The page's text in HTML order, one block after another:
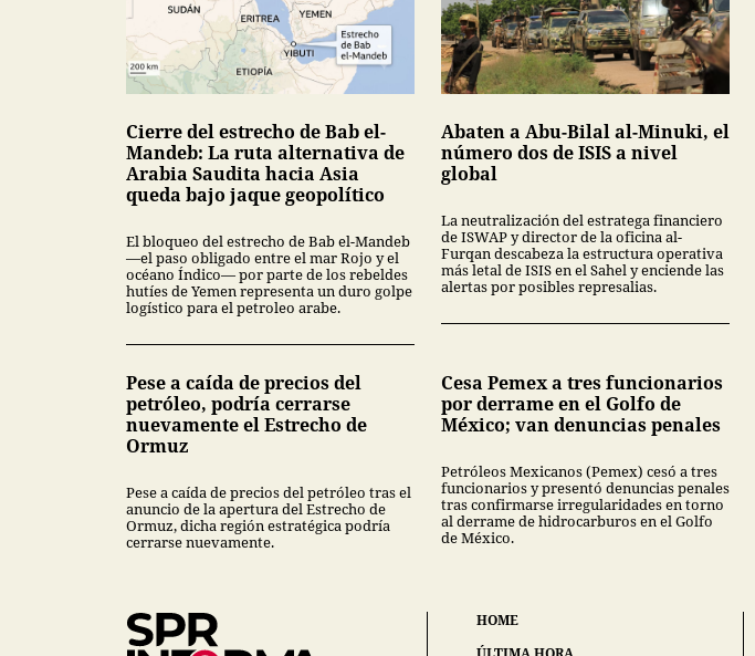
Cierre del estrecho de Bab el-
Mandeb: La ruta alternativa de
Arabia Saudita hacia Asia
queda bajo jaque geopolítico
El bloqueo del estrecho de Bab el-Mandeb
—el paso obligado entre el mar Rojo y el
océano Índico— por parte de los rebeldes
hutíes de Yemen representa un duro golpe
logístico para el petroleo arabe.
Abaten a Abu-Bilal al-Minuki, el
número dos de ISIS a nivel
global
La neutralización del estratega financiero
de ISWAP y director de la oficina al-
Furqan descabeza la estructura operativa
más letal de ISIS en el Sahel y enciende las
alertas por posibles represalias.
Pese a caída de precios del
petróleo, podría cerrarse
nuevamente el Estrecho de
Ormuz
Pese a caída de precios del petróleo tras el
anuncio de la apertura del Estrecho de
Ormuz, dicha región estratégica podría
cerrarse nuevamente.
Cesa Pemex a tres funcionarios
por derrame en el Golfo de
México; van denuncias penales
Petróleos Mexicanos (Pemex) cesó a tres
funcionarios y presentó denuncias penales
tras confirmarse irregularidades en torno
al derrame de hidrocarburos en el Golfo
de México.
HOME